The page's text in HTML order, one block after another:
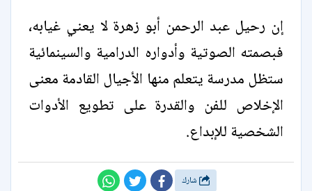
إن رحيل عبد الرحمن أبو زهرة لا يعني غيابه،
فبصمته الصوتية وأدواره الدرامية والسينمائية
ستظل مدرسة يتعلم منها الأجيال القادمة معنى
الإخلاص للفن والقدرة على تطويع الأدوات
الشخصية للإبداع.